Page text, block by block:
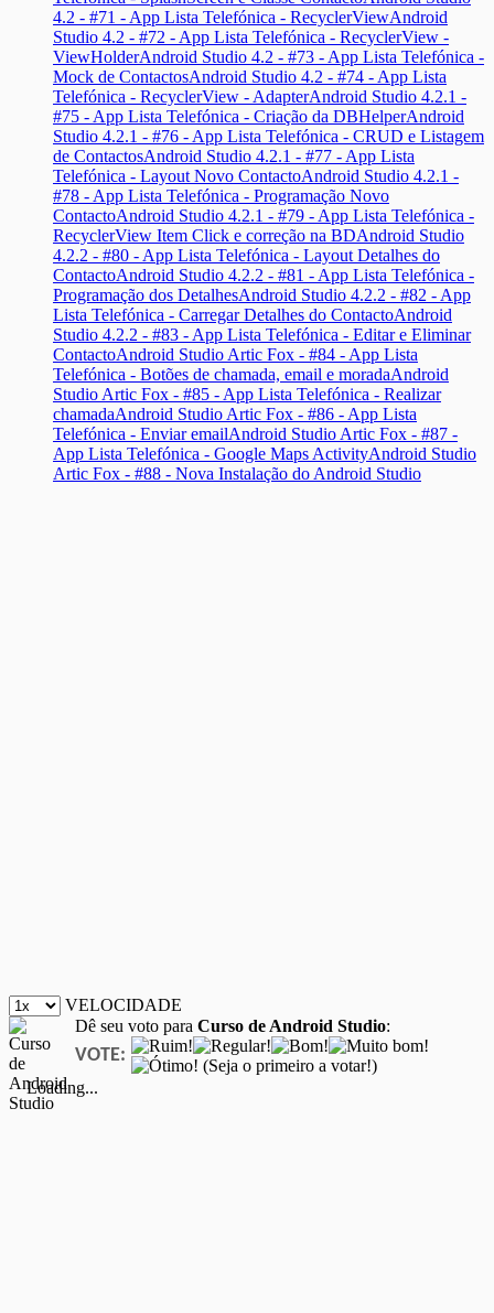
4.2 - #71 - App Lista Telefónica - RecyclerViewAndroid
Studio 4.2 - #72 - App Lista Telefónica - RecyclerView -
ViewHolderAndroid Studio 4.2 - #73 - App Lista Telefónica -
Mock de ContactosAndroid Studio 4.2 - #74 - App Lista
Telefónica - RecyclerView - AdapterAndroid Studio 4.2.1 -
#75 - App Lista Telefónica - Criação da DBHelperAndroid
Studio 4.2.1 - #76 - App Lista Telefónica - CRUD e Listagem
de ContactosAndroid Studio 4.2.1 - #77 - App Lista
Telefónica - Layout Novo ContactoAndroid Studio 4.2.1 -
#78 - App Lista Telefónica - Programação Novo
ContactoAndroid Studio 4.2.1 - #79 - App Lista Telefónica -
RecyclerView Item Click e correção na BDAndroid Studio
4.2.2 - #80 - App Lista Telefónica - Layout Detalhes do
ContactoAndroid Studio 4.2.2 - #81 - App Lista Telefónica -
Programação dos DetalhesAndroid Studio 4.2.2 - #82 - App
Lista Telefónica - Carregar Detalhes do ContactoAndroid
Studio 4.2.2 - #83 - App Lista Telefónica - Editar e Eliminar
ContactoAndroid Studio Artic Fox - #84 - App Lista
Telefónica - Botões de chamada, email e moradaAndroid
Studio Artic Fox - #85 - App Lista Telefónica - Realizar
chamadaAndroid Studio Artic Fox - #86 - App Lista
Telefónica - Enviar emailAndroid Studio Artic Fox - #87 -
App Lista Telefónica - Google Maps ActivityAndroid Studio
Artic Fox - #88 - Nova Instalação do Android Studio
VELOCIDADE
Dê seu voto para Curso de Android Studio:
VOTE:
(Seja o primeiro a votar!)
Loading...